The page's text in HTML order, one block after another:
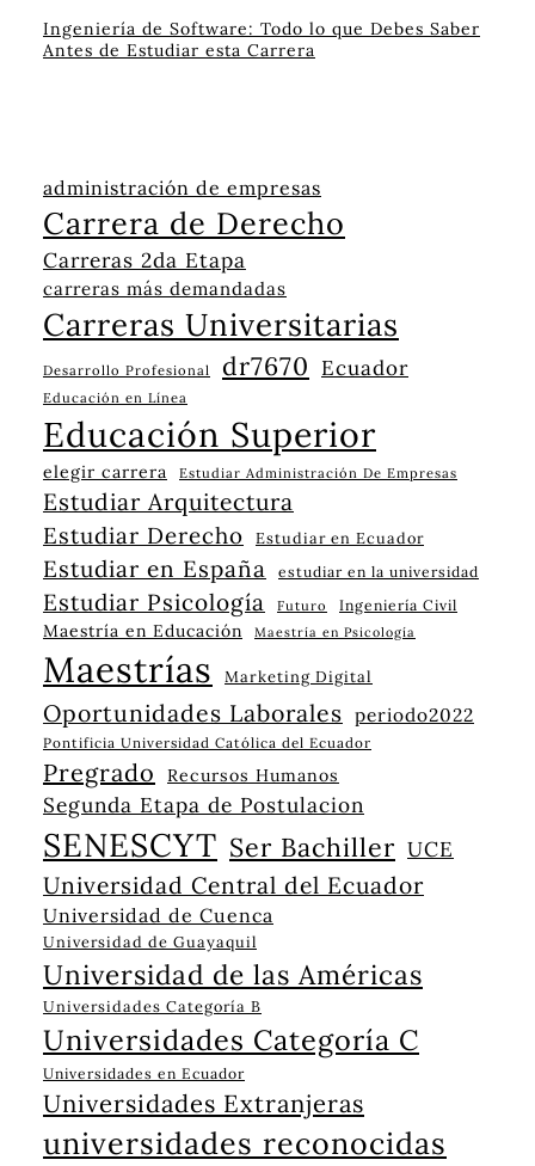
Ingeniería de Software: Todo lo que Debes Saber
Antes de Estudiar esta Carrera
administración de empresas
Carrera de Derecho
Carreras 2da Etapa
carreras más demandadas
Carreras Universitarias
Desarrollo Profesional dr7670 Ecuador
Educación en Línea
Educación Superior
elegir carrera Estudiar Administración De Empresas
Estudiar Arquitectura
Estudiar Derecho
Estudiar en Ecuador
Estudiar en España estudiar en la universidad
Estudiar Psicología Futuro Ingeniería Civil
Maestría en Educación Maestría en Psicología
Maestrías Marketing Digital
Oportunidades Laborales periodo2022
Pontificia Universidad Católica del Ecuador
Pregrado Recursos Humanos
Segunda Etapa de Postulacion
SENESCYT Ser Bachiller UCE
Universidad Central del Ecuador
Universidad de Cuenca
Universidad de Guayaquil
Universidad de las Américas
Universidades Categoría B
Universidades Categoría C
Universidades en Ecuador
Universidades Extranjeras
universidades reconocidas